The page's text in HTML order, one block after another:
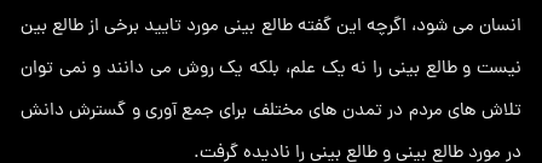
انسان می شود، اگرچه این گفته طالع بینی مورد تایید برخی از طالع بین
نیست و طالع بینی را نه یک علم، بلکه یک روش می دانند و نمی توان
تلاش های مردم در تمدن های مختلف برای جمع آوری و گسترش دانش
در مورد طالع بینی و طالع بینی را نادیده گرفت.